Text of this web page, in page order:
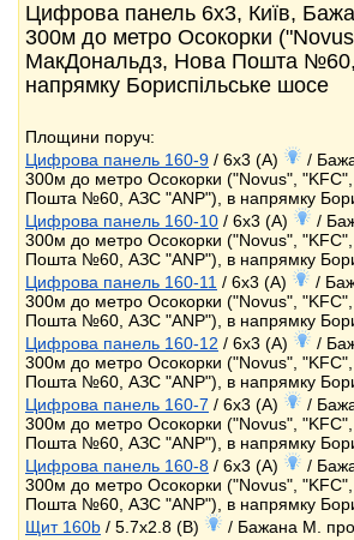
Цифрова панель 6x3, Київ,
300м до метро Осокорки
МакДональдз, Нова Пошта
напрямку Бориспільське шосе
Площини поруч:
Цифрова панель 160-9 / 6x3 (A)
/
300м до метро Осокорки ("Novus",
Пошта №60, АЗС "ANP"), в напрямку
Цифрова панель 160-10 / 6x3 (A)
/
300м до метро Осокорки ("Novus",
Пошта №60, АЗС "ANP"), в напрямку
Цифрова панель 160-11 / 6x3 (A)
/
300м до метро Осокорки ("Novus",
Пошта №60, АЗС "ANP"), в напрямку
Цифрова панель 160-12 / 6x3 (A)
/
300м до метро Осокорки ("Novus",
Пошта №60, АЗС "ANP"), в напрямку
Цифрова панель 160-7 / 6x3 (A)
/
300м до метро Осокорки ("Novus",
Пошта №60, АЗС "ANP"), в напрямку
Цифрова панель 160-8 / 6x3 (A)
/
300м до метро Осокорки ("Novus",
Пошта №60, АЗС "ANP"), в напрямку
Щит 160b / 5.7x2.8 (B)
/ Бажана М.